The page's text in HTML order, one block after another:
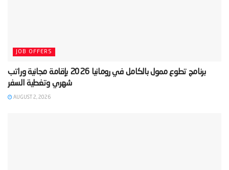
JOB OFFERS
‫برنامج تطوع ممول بالكامل في رومانيا 2026 بإقامة مجانية وراتب
شهري وتغطية السفر‬
AUGUST 2, 2026